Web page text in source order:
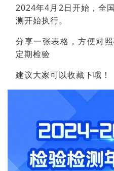
2024年4月2日开始，全
测开始执行。
分享一张表格，方便对
定期检验
建议大家可以收藏下哦！